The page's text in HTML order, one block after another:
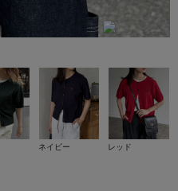
ネイビー レッド